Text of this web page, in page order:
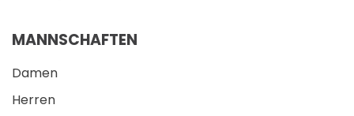
MANNSCHAFTEN
Damen
Herren